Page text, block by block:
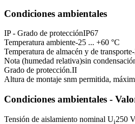
Condiciones ambientales
IP - Grado de protecciónIP67
Temperatura ambiente-25 ... +60 °C
Temperatura de almacén y de transporte
Nota (humedad relativa)sin
Grado de protección.II
Altura de montaje snm permitida,
Condiciones ambientales -
Tensión de aislamiento nominal Ui250